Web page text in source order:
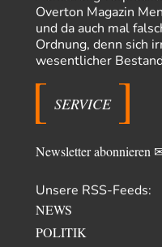
nur . Aber es ist vielleicht,
Patient 0
vor 11 Stunden zu:
Helmut Schelsky – Der
> Eine schwammige Kritik, die
fehlerhaft oder unvollständig…
Conradvor 13 Stunden zu:
Entkernen, Umfunktionieren
Die NATO-Manöver gibt es
ein paar tausend…
Torstenvor 23 Stunden zu:
Geheimhaltung
Der Deep-State braucht Feinde
Overton Magazin
und da auch mal
Ordnung, denn sich
wesentlicher
SERVICE
Newsletter abonnieren
Unsere RSS-Feeds:
NEWS
POLITIK